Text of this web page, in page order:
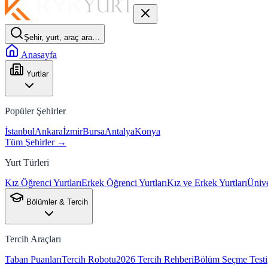
Şehir, yurt, araç ara…
Anasayfa
Yurtlar
Popüler Şehirler
İstanbulAnkaraİzmirBursaAntalyaKonya
Tüm Şehirler →
Yurt Türleri
Kız Öğrenci YurtlarıErkek Öğrenci YurtlarıKız ve Erkek Yurtları
Bölümler & Tercih
Tercih Araçları
Taban PuanlarıTercih Robotu2026 Tercih RehberiBölüm Seçme Testi